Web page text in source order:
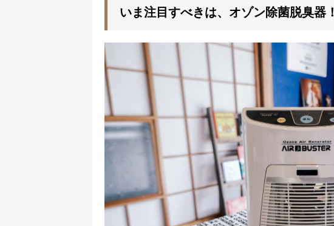
いま注目すべきは、オゾン除菌脱臭器！